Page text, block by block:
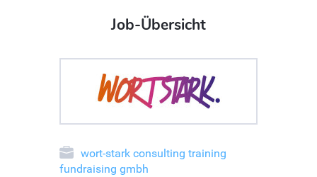
Job-Übersicht
wort-stark consulting training
fundraising gmbh